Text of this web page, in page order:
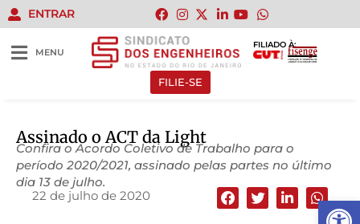
Abrir
ENTRAR
MENU
FILIADO À:
FILIE-SE
Assinado o ACT da Light
Confira o Acordo Coletivo de Trabalho para o
período 2020/2021, assinado pelas partes no último
dia 13 de julho.
22 de julho de 2020